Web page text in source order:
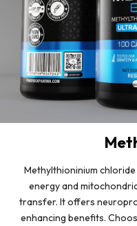
Methylthioninium
energy and
transfer. It offers
enhancing benefits.